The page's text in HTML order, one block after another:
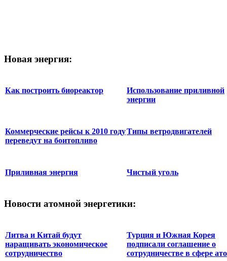
Новая энергия:
Как построить биореактор
Использование приливной
энергии
Коммерческие рейсы к 2010 году
переведут на боитопливо
Типы ветродвигателей
Приливная энергия Чистый уголь
Новости атомной энергетики:
Литва и Китай будут
наращивать экономическое
сотрудничество
Турция и Южная Корея
подписали соглашение о
сотрудничестве в сфере ато